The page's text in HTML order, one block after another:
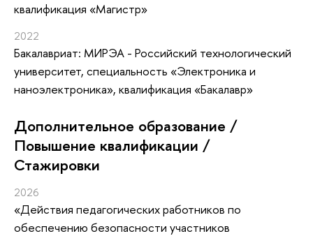
квалификация «Магистр»
2022
Бакалавриат: МИРЭА - Российский технологический
университет, специальность «Электроника и
наноэлектроника», квалификация «Бакалавр»
Дополнительное образование /
Повышение квалификации /
Стажировки
2026
«Действия педагогических работников по
обеспечению безопасности участников